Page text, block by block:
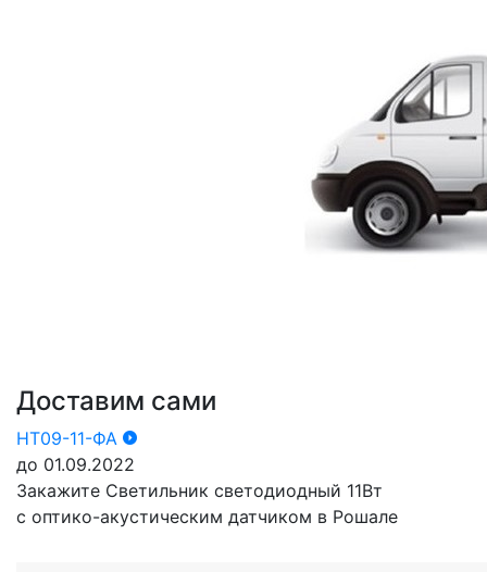
Доставим сами
НТ09-11-ФА
до 01.09.2022
Закажите Светильник светодиодный 11Вт
с оптико-акустическим датчиком в Рошале